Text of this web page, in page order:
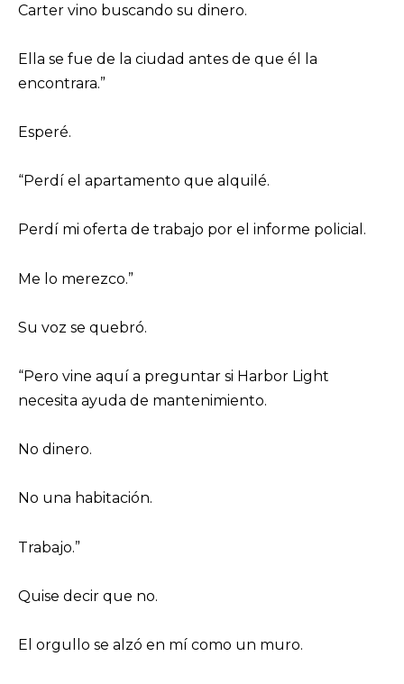
Carter vino buscando su dinero.
Ella se fue de la ciudad antes de que él la
encontrara.”
Esperé.
“Perdí el apartamento que alquilé.
Perdí mi oferta de trabajo por el informe policial.
Me lo merezco.”
Su voz se quebró.
“Pero vine aquí a preguntar si Harbor Light
necesita ayuda de mantenimiento.
No dinero.
No una habitación.
Trabajo.”
Quise decir que no.
El orgullo se alzó en mí como un muro.